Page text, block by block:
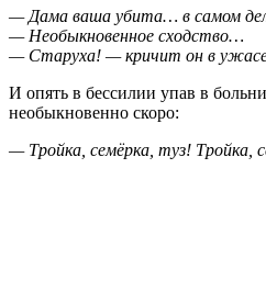
— Дама ваша убита… в самом
— Необыкновенное сходство…
— Старуха! — кричит он в
И опять в бессилии упав в
необыкновенно скоро:
— Тройка, семёрка, туз! Тройка,